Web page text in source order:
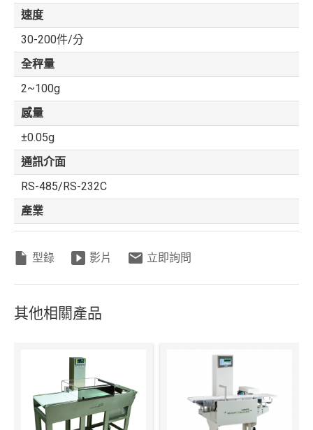
速度
30-200件/分
全秤量
2~100g
感量
±0.05g
通訊介面
RS-485/RS-232C
產業
型錄 影片 立即詢問
其他相關產品